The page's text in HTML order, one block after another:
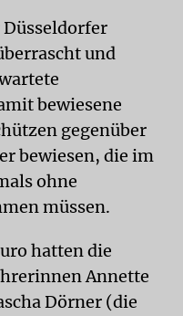
und
bewiesene
gegenüber
bewiesen, die im
ohne
müssen.
hatten die
Annette
Dörner (die